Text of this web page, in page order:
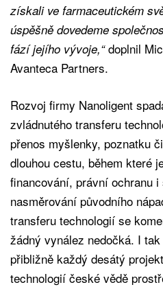
získali ve farmaceutickém
úspěšně dovedeme
fází jejího vývoje,“doplnil
Avanteca Partners.
Rozvoj firmy Nanoligent
zvládnutého transferu
přenos myšlenky, poznatku
dlouhou cestu, během které
financování, právní ochranu
nasměrování původního
transferu technologií se
žádný vynález nedočká. I
přibližně každý desátý
technologií české vědě